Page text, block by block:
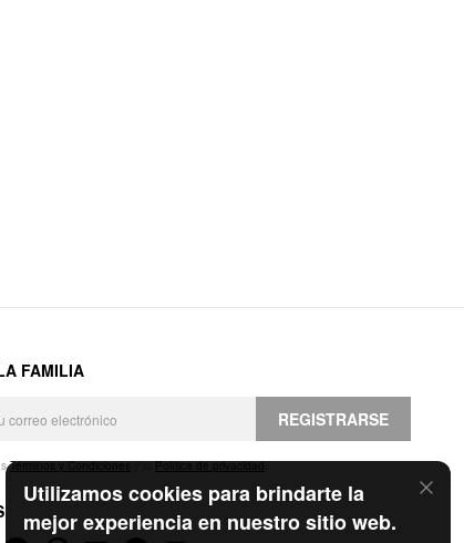
Utilizamos cookies para brindarte la
mejor experiencia en nuestro sitio web.
FAMILIA
REGISTRARSE
Términos y Condicionesy laPolítica de privacidad.